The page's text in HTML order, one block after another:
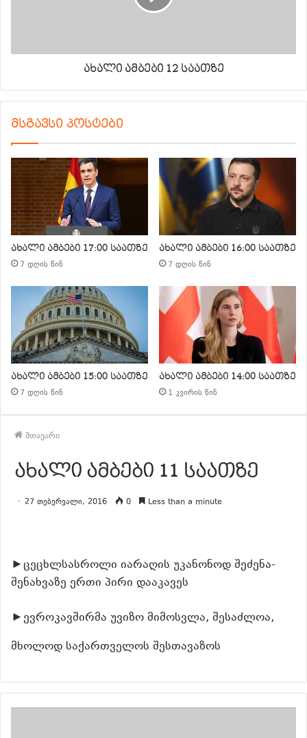
ახალი ამბები 12 საათზე
მსგავსი პოსტები
ახალი ამბები 17:00 საათზე
7 დღის წინ
ახალი ამბები 16:00 საათზე
7 დღის წინ
ახალი ამბები 15:00 საათზე
7 დღის წინ
ახალი ამბები 14:00 საათზე
1 კვირის წინ
მთავარი
ახალი ამბები 11 საათზე
27 თებერვალი, 2016 0 Less than a minute
►ცეცხლსასროლი იარაღის უკანონოდ შეძენა-
შენახვაზე ერთი პირი დააკავეს
►ევროკავშირმა უვიზო მიმოსვლა, შესაძლოა,
მხოლოდ საქართველოს შესთავაზოს